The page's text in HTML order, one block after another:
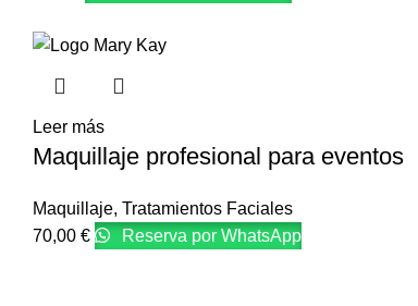
Leer más
Maquillaje profesional para eventos
Maquillaje, Tratamientos Faciales
70,00 € Reserva por WhatsApp